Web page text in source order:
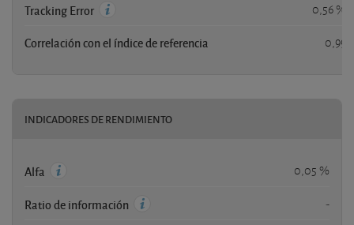
Tracking Error 0,56 %
Correlación con el índice de referencia 0,99
INDICADORES DE RENDIMIENTO
Alfa 0,05 %
Ratio de información -